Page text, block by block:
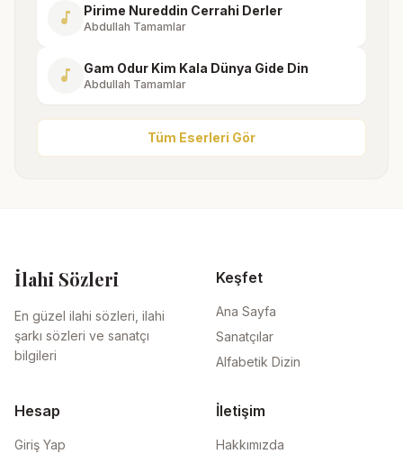
music_note Pirime Nureddin Cerrahi Derler
Abdullah Tamamlar
music_note Gam Odur Kim Kala Dünya Gide Din
Abdullah Tamamlar
Tüm Eserleri Gör
İlahi Sözleri
En güzel ilahi sözleri, ilahi
şarkı sözleri ve sanatçı
bilgileri
Keşfet
Ana Sayfa
Sanatçılar
Alfabetik Dizin
Hesap
Giriş Yap
İletişim
Hakkımızda